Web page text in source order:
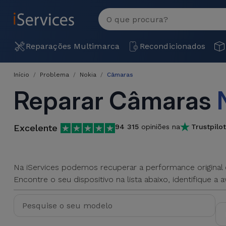
Reparações Multimarca Recondicionados
MENU
Reparações
Por
Avaria
Macbook
/ iMac
iPhones
Recondicionados
Recondicionados
iPads
Recondicionados
Produtos
Novidades
Cabos
Promoções
Retomas
Ver
Início Problema Nokia Câmaras
Reparar Câmaras
Excelente 94 315opiniões na Trustpilot
Na iServices podemos recuperar a performance
Encontre o seu dispositivo na lista abaixo, identifique a